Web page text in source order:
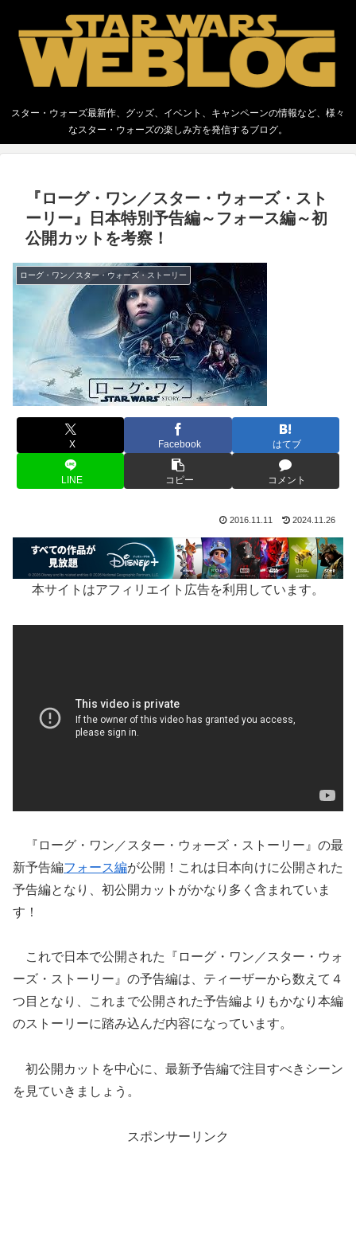
スター・ウォーズ最新作、グッズ、イベント、キャンペーンの情報など、様々
なスター・ウォーズの楽しみ方を発信するブログ。
『ローグ・ワン／スター・ウォーズ・スト
ーリー』日本特別予告編～フォース編～初
公開カットを考察！
ローグ・ワン／スター・ウォーズ・ストーリー
X Facebook はてブ
LINE コピー コメント
2016.11.11 2024.11.26
本サイトはアフィリエイト広告を利用しています。
『ローグ・ワン／スター・ウォーズ・ストーリー』の最
新予告編フォース編が公開！これは日本向けに公開された
予告編となり、初公開カットがかなり多く含まれていま
す！
これで日本で公開された『ローグ・ワン／スター・ウォ
ーズ・ストーリー』の予告編は、ティーザーから数えて４
つ目となり、これまで公開された予告編よりもかなり本編
のストーリーに踏み込んだ内容になっています。
初公開カットを中心に、最新予告編で注目すべきシーン
を見ていきましょう。
スポンサーリンク